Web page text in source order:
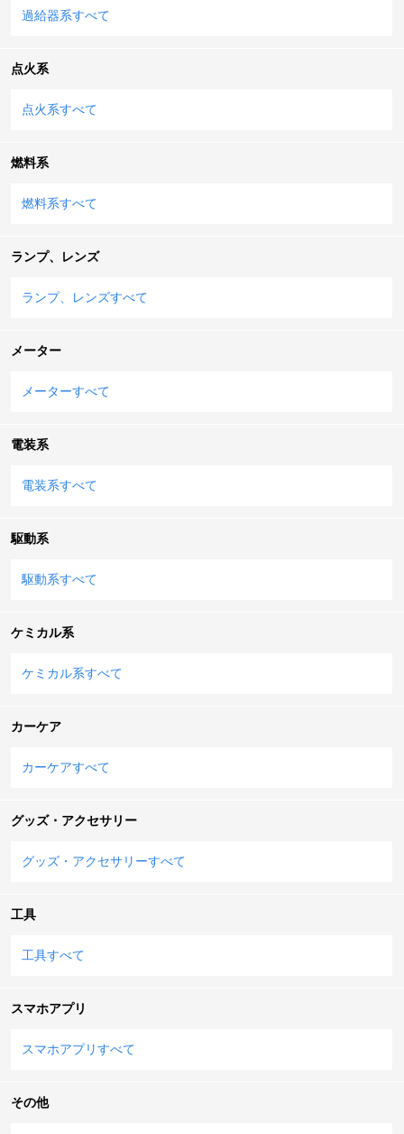
過給器系すべて
点火系
点火系すべて
燃料系
燃料系すべて
ランプ、レンズ
ランプ、レンズすべて
メーター
メーターすべて
電装系
電装系すべて
駆動系
駆動系すべて
ケミカル系
ケミカル系すべて
カーケア
カーケアすべて
グッズ・アクセサリー
グッズ・アクセサリーすべて
工具
工具すべて
スマホアプリ
スマホアプリすべて
その他